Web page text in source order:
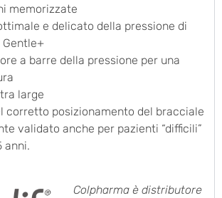
memorizzate
e delicato della pressione di
Gentle+
a barre della pressione per una
large
corretto posizionamento del bracciale
validato anche per pazienti “difficili”
anni.
Colpharma è distributore